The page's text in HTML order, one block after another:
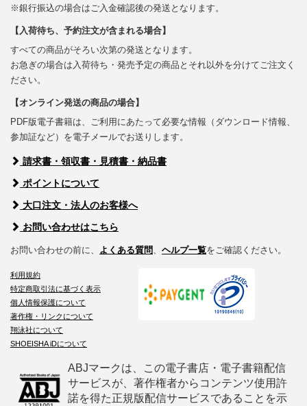
※銀行振込の場合はご入金確認後の発送となります。
【入荷待ち、予約注文が含まれる場合】
すべての商品がそろい次第の発送となります。
お急ぎの場合は入荷待ち・発売予定の商品とそれ以外を分けてご注文く
ださい。
【オンライン発送の商品の場合】
PDF版電子書籍は、ご利用にあたって必要な情報（ダウンロード情報、
参加証など）を電子メールでお送りします。
請求書・領収書・見積書・納品書
ポイントについて
大口注文・法人のお客様へ
お問い合わせはこちら
お問い合わせの前に、 よくある質問 ヘルプ一覧をご確認ください。
利用規約
特定商取引法に基づく表示
個人情報保護について
著作権・リンクについて
翔泳社について
SHOEISHA iDについて
ABJマークは、この電子書店・電子書籍配信
サービスが、著作権者からコンテンツ使用許
諾を得た正規版配信サービスであることを示